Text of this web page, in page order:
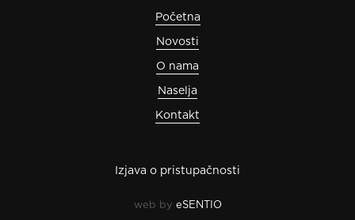
Početna
Novosti
O nama
Naselja
Kontakt
Izjava o pristupačnosti
web by eSENTIO